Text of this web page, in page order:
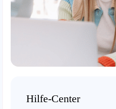
Hilfe-Center